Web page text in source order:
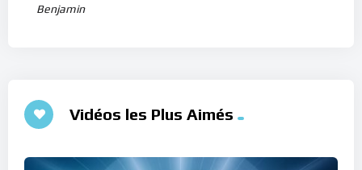
Benjamin
Vidéos les Plus Aimés